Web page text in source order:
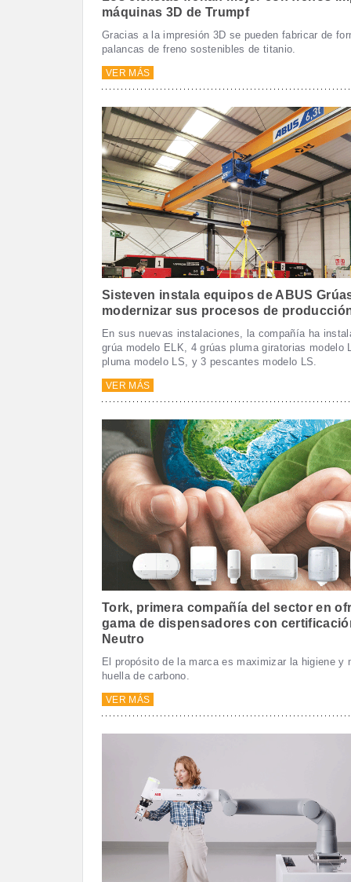
máquinas 3D de Trumpf
Gracias a la impresión 3D se pueden fabricar de
palancas de freno sostenibles de titanio.
VER MÁS
Sisteven instala equipos de ABUS
modernizar sus procesos de
En sus nuevas instalaciones, la compañía ha
grúa modelo ELK, 4 grúas pluma giratorias modelo
pluma modelo LS, y 3 pescantes modelo LS.
VER MÁS
Tork, primera compañía del sector en
gama de dispensadores con
Neutro
El propósito de la marca es maximizar la higiene y
huella de carbono.
VER MÁS